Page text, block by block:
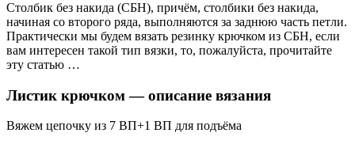
Столбик без накида (СБН), причём, столбики без накида,
начиная со второго ряда, выполняются за заднюю часть петли.
Практически мы будем вязать резинку крючком из СБН, если
вам интересен такой тип вязки, то, пожалуйста, прочитайте
эту статью …
Листик крючком — описание вязания
Вяжем цепочку из 7 ВП+1 ВП для подъёма